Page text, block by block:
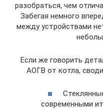
разобраться, чем
Забегая немного
между устройствами
Если же говорить
АОГВ от котла,
современными